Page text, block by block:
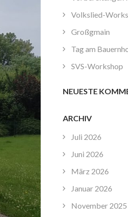
Volkslied-
Großgmain
Tag am
SVS-Workshop
NEUESTE
ARCHIV
Juli 2026
Juni 2026
März 2026
Januar 2026
November 2025